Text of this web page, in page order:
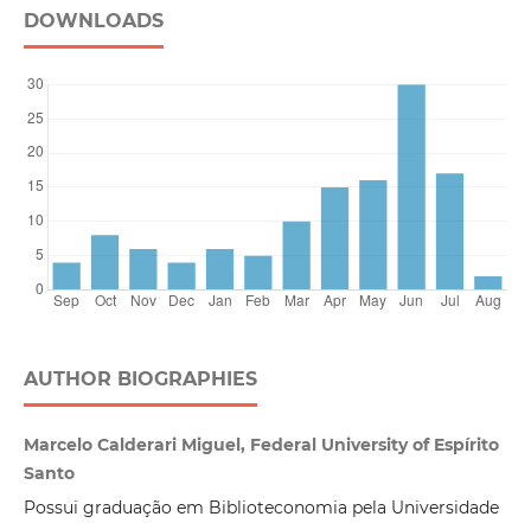
DOWNLOADS
AUTHOR BIOGRAPHIES
Marcelo Calderari Miguel, Federal University of Espírito
Santo
Possui graduação em Biblioteconomia pela Universidade